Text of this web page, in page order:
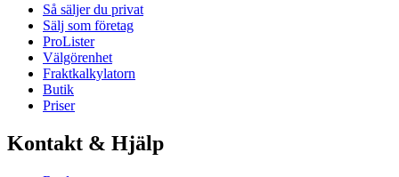
Så säljer du privat
Sälj som företag
ProLister
Välgörenhet
Fraktkalkylatorn
Butik
Priser
Kontakt & Hjälp